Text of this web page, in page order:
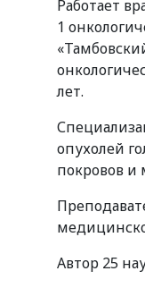
Работает
1
лет.
опухолей
покровов и
Автор 25